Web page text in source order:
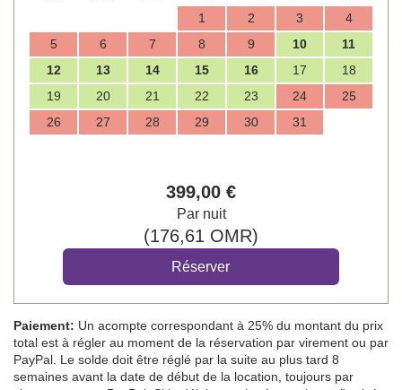
1
2 3
4
5
6 7 8 9 10
11
12
13 14 15 16 17
18
19
20 21 22 23 24
25
26
27 28 29 30 31
399,00 €
Par nuit
(176,61 OMR)
Paiement: Un acompte correspondant à 25% du montant du prix
total est à régler au moment de la réservation par virement ou par
PayPal. Le solde doit être réglé par la suite au plus tard 8
semaines avant la date de début de la location, toujours par